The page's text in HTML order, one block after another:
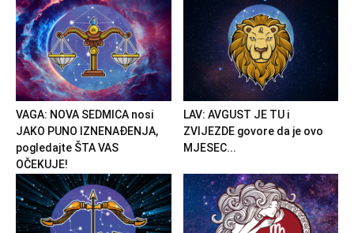
VAGA: NOVA SEDMICA nosi
JAKO PUNO IZNENAĐENJA,
pogledajte ŠTA VAS
OČEKUJE!
LAV: AVGUST JE TU i
ZVIJEZDE govore da je ovo
MJESEC...